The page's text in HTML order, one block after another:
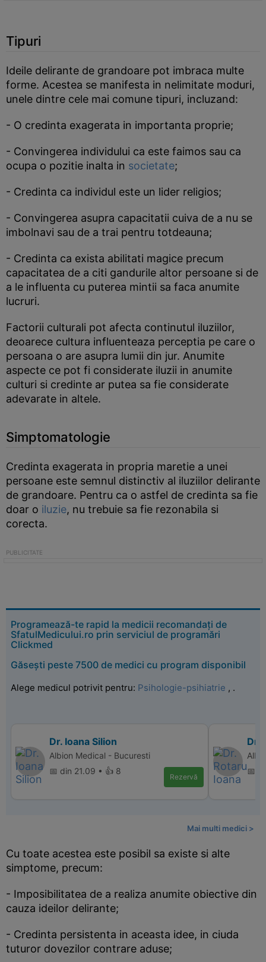
Tipuri
Ideile delirante de grandoare pot imbraca multe
forme. Acestea se manifesta in nelimitate moduri,
unele dintre cele mai comune tipuri, incluzand:
- O credinta exagerata in importanta proprie;
- Convingerea individului ca este faimos sau ca
ocupa o pozitie inalta in societate;
- Credinta ca individul este un lider religios;
- Convingerea asupra capacitatii cuiva de a nu se
imbolnavi sau de a trai pentru totdeauna;
- Credinta ca exista abilitati magice precum
capacitatea de a citi gandurile altor persoane si de
a le influenta cu puterea mintii sa faca anumite
lucruri.
Factorii culturali pot afecta continutul iluziilor,
deoarece cultura influenteaza perceptia pe care o
persoana o are asupra lumii din jur. Anumite
aspecte ce pot fi considerate iluzii in anumite
culturi si credinte ar putea sa fie considerate
adevarate in altele.
Simptomatologie
Credinta exagerata in propria maretie a unei
persoane este semnul distinctiv al iluziilor delirante
de grandoare. Pentru ca o astfel de credinta sa fie
doar o iluzie, nu trebuie sa fie rezonabila si
corecta.
Programează-te rapid la medicii recomandați de
SfatulMedicului.ro prin serviciul de programări
Clickmed
Găsești peste 7500 de medici cu program disponibil
Alege medicul potrivit pentru: Psihologie-psihiatrie , .
Dr. Ioana Silion
Albion Medical - Bucuresti
📅 din 21.09 • 👍 8
Rezervă
Dr.
📅
Mai multi medici >
Cu toate acestea este posibil sa existe si alte
simptome, precum:
- Imposibilitatea de a realiza anumite obiective din
cauza ideilor delirante;
- Credinta persistenta in aceasta idee, in ciuda
tuturor dovezilor contrare aduse;